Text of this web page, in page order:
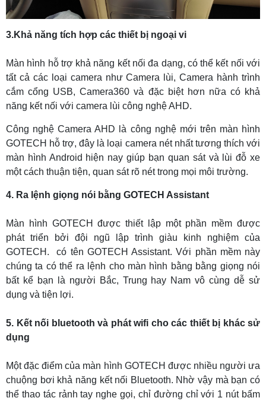
3.Khả năng tích hợp các thiết bị ngoại vi
Màn hình hỗ trợ khả năng kết nối đa dạng, có thể kết nối với
tất cả các loại camera như Camera lùi, Camera hành trình
cắm cổng USB, Camera360 và đặc biệt hơn nữa có khả
năng kết nối với camera lùi công nghệ AHD.
Công nghệ Camera AHD là công nghệ mới trên màn hình
GOTECH hỗ trợ, đây là loại camera nét nhất tương thích với
màn hình Android hiện nay giúp bạn quan sát và lùi đỗ xe
một cách thuận tiện, quan sát rõ nét trong mọi môi trường.
4. Ra lệnh giọng nói bằng GOTECH Assistant
Màn hình GOTECH được thiết lập một phần mềm được
phát triển bởi đội ngũ lập trình giàu kinh nghiệm của
GOTECH. có tên GOTECH Assistant. Với phần mềm này
chúng ta có thể ra lệnh cho màn hình bằng bằng giọng nói
bất kể bạn là người Bắc, Trung hay Nam vô cùng dễ sử
dụng và tiện lợi.
5. Kết nối bluetooth và phát wifi cho các thiết bị khác sử
dụng
Một đặc điểm của màn hình GOTECH được nhiều người ưa
chuộng bơi khả năng kết nối Bluetooth. Nhờ vậy mà bạn có
thể thao tác rảnh tay nghe gọi, chỉ đường chỉ với 1 nút bấm